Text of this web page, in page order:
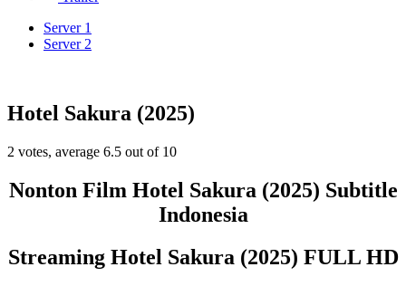
Server 1
Server 2
Hotel Sakura (2025)
2 votes, average 6.5 out of 10
Nonton Film Hotel Sakura (2025) Subtitle
Indonesia
Streaming Hotel Sakura (2025) FULL HD